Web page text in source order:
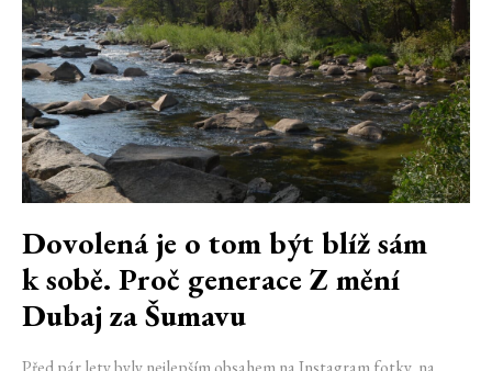
Dovolená je o tom být blíž sám
k sobě. Proč generace Z mění
Dubaj za Šumavu